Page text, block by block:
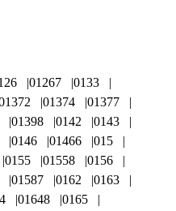
01267
0133
01374
01377
01398 0142
0143
0146 01466
015
0155 01558
0156
01587 0162
0163
01648
0165